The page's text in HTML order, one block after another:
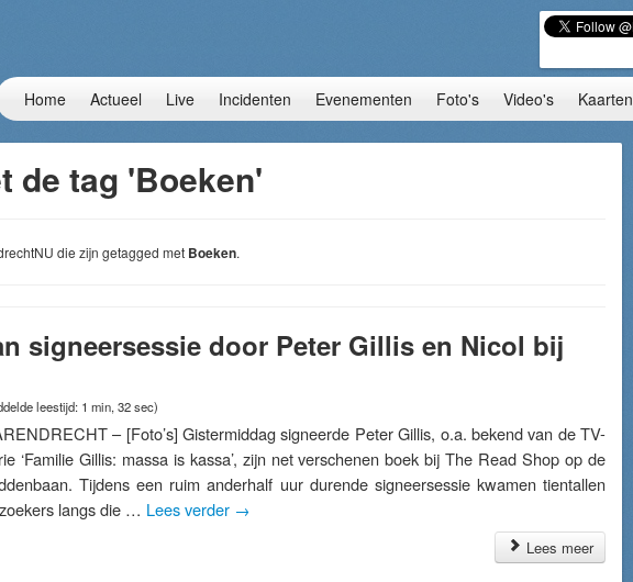
Home Actueel Live Incidenten Evenementen Foto's Video's Kaarten
de tag 'Boeken'
die zijn getagged met Boeken.
signeersessie door Peter Gillis en Nicol bij
leestijd: 1 min, 32 sec)
– [Foto’s] Gistermiddag signeerde Peter Gillis, o.a. bekend van de TV-
‘Familie Gillis: massa is kassa’, zijn net verschenen boek bij The Read Shop op de
Tijdens een ruim anderhalf uur durende signeersessie kwamen tientallen
langs die … Lees verder →
Lees meer